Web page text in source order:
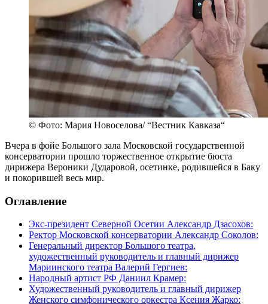
© Фото: Мария Новоселова/ “Вестник Кавказа“
Вчера в фойе Большого зала Московской государственной
консерватории прошло торжественное открытие бюста
дирижера Вероники Дударовой, осетинке, родившейся в Баку
и покорившей весь мир.
Оглавление
Экс-президент Северной Осетии Александр Дзасохов:
Ректор Московской консерватории Александр Соколов:
Генеральный директор Большого театра,
художественный руководитель и главный дирижер
Мариинского театра Валерий Гергиев:
Народный артист РФ Даниил Крамер:
Художественный руководитель и главный дирижер
Женского симфонического оркестра Ксения Жарко: